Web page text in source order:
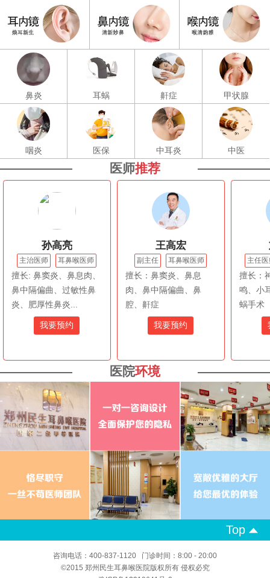
鼻炎 耳蜗 鼾症 甲状腺
咽炎 医保 中耳炎 中医
医师推荐
孙高亮
主治医师 耳鼻喉医师
擅长: 鼻窦炎、鼻息肉、
鼻中隔偏曲、过敏性鼻
炎、肥厚性鼻炎...
我要预约
王高宏
副主任 耳鼻喉医师
擅长：鼻窦炎、鼻息
肉、鼻中隔偏曲、鼻
腔、鼾症
我要预约
主任
擅长：
鸣、小
蜗手术
医院环境
Top
咨询电话：400-837-1120 门诊时间：8:00 - 20:00
©2015 郑州民生耳鼻喉医院版权所有 侵权必究